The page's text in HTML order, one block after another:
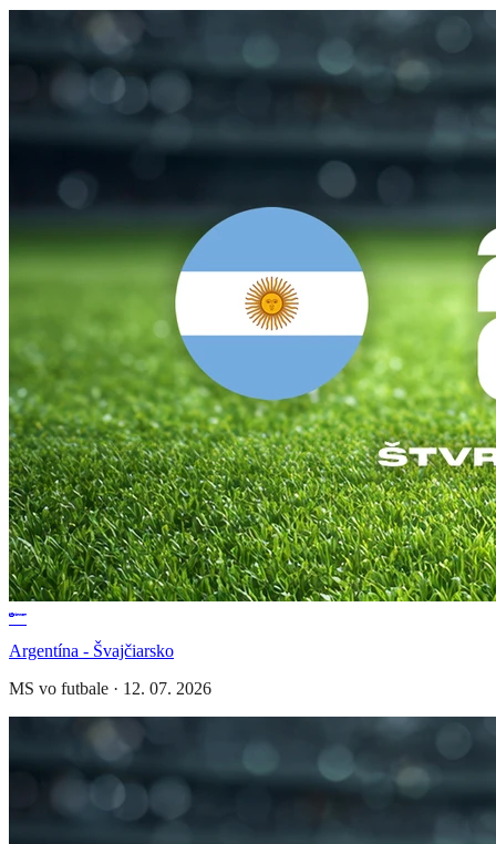
Argentína - Švajčiarsko
MS vo futbale · 12. 07. 2026